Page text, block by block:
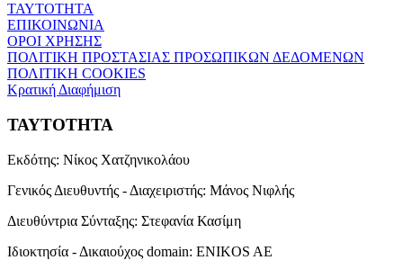
ΤΑΥΤΟΤΗΤΑ
ΕΠΙΚΟΙΝΩΝΙΑ
ΟΡΟΙ ΧΡΗΣΗΣ
ΠΟΛΙΤΙΚΗ ΠΡΟΣΤΑΣΙΑΣ ΠΡΟΣΩΠΙΚΩΝ ΔΕΔΟΜΕΝΩΝ
ΠΟΛΙΤΙΚΗ COOKIES
Κρατική Διαφήμιση
ΤΑΥΤΟΤΗΤΑ
Εκδότης: Νίκος Χατζηνικολάου
Γενικός Διευθυντής - Διαχειριστής: Μάνος Νιφλής
Διευθύντρια Σύνταξης: Στεφανία Κασίμη
Ιδιοκτησία - Δικαιούχος domain: ENIKOS AE